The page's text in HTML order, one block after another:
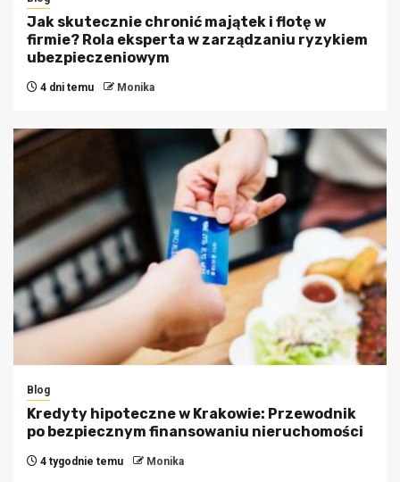
Jak skutecznie chronić majątek i flotę w
firmie? Rola eksperta w zarządzaniu ryzykiem
ubezpieczeniowym
4 dni temu Monika
Blog
Kredyty hipoteczne w Krakowie: Przewodnik
po bezpiecznym finansowaniu nieruchomości
4 tygodnie temu Monika